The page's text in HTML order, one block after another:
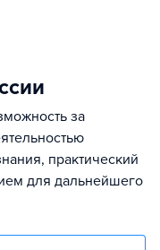
за
практический
для дальнейшего